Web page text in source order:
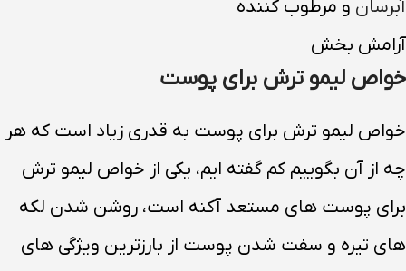
آبرسان و مرطوب کننده
آرامش بخش
خواص لیمو ترش برای پوست
خواص لیمو ترش برای پوست به قدری زیاد است که هر
چه از آن بگوییم کم گفته ایم، یکی از خواص لیمو ترش
برای پوست های مستعد آکنه است، روشن شدن لکه
های تیره و سفت شدن پوست از بارزترین ویژگی های